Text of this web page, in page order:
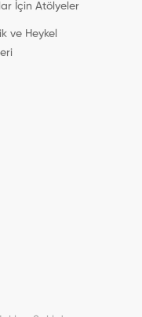
İçin Atölyeler
ve Heykel